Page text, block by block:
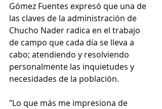
Gómez Fuentes expresó que una de
las claves de la administración de
Chucho Nader radica en el trabajo
de campo que cada día se lleva a
cabo; atendiendo y resolviendo
personalmente las inquietudes y
necesidades de la población.
"Lo que más me impresiona de